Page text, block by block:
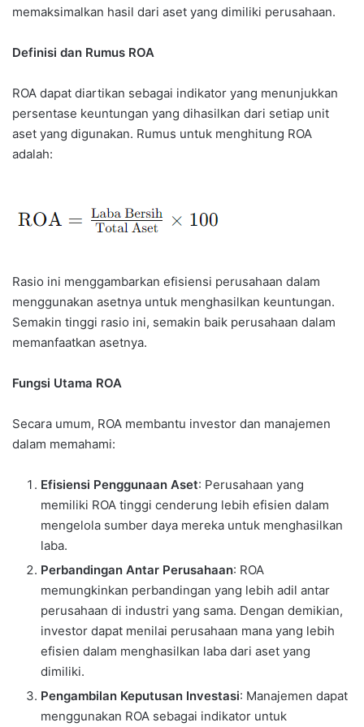
memaksimalkan hasil dari aset yang dimiliki perusahaan.
Definisi dan Rumus ROA
ROA dapat diartikan sebagai indikator yang menunjukkan
persentase keuntungan yang dihasilkan dari setiap unit
aset yang digunakan. Rumus untuk menghitung ROA
adalah:
Rasio ini menggambarkan efisiensi perusahaan dalam
menggunakan asetnya untuk menghasilkan keuntungan.
Semakin tinggi rasio ini, semakin baik perusahaan dalam
memanfaatkan asetnya.
Fungsi Utama ROA
Secara umum, ROA membantu investor dan manajemen
dalam memahami:
Efisiensi Penggunaan Aset: Perusahaan yang
memiliki ROA tinggi cenderung lebih efisien dalam
mengelola sumber daya mereka untuk menghasilkan
laba.
Perbandingan Antar Perusahaan: ROA
memungkinkan perbandingan yang lebih adil antar
perusahaan di industri yang sama. Dengan demikian,
investor dapat menilai perusahaan mana yang lebih
efisien dalam menghasilkan laba dari aset yang
dimiliki.
Pengambilan Keputusan Investasi: Manajemen dapat
menggunakan ROA sebagai indikator untuk